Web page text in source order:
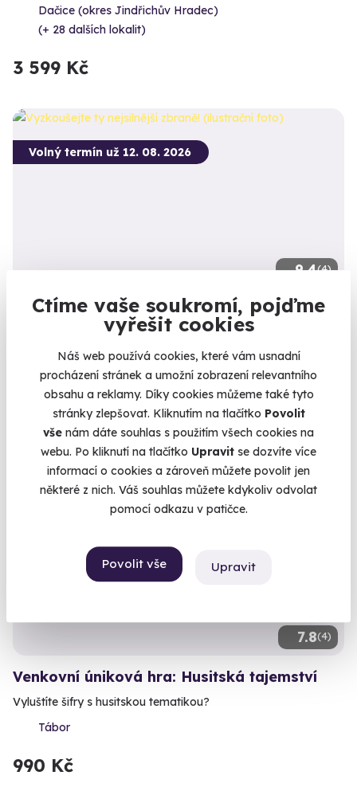
Ctíme vaše soukromí, pojďme
vyřešit cookies
Náš web používá cookies, které vám usnadní
procházení stránek a umožní zobrazení relevantního
obsahu a reklamy. Díky cookies můžeme také tyto
stránky zlepšovat. Kliknutím na tlačítko Povolit
vše nám dáte souhlas s použitím všech cookies na
webu. Po kliknutí na tlačítko Upravit se dozvíte více
informací o cookies a zároveň můžete povolit jen
některé z nich. Váš souhlas můžete kdykoliv odvolat
pomocí odkazu v patičce.
Povolit vše Upravit
Dačice (okres Jindřichův Hradec)
(+ 28 dalších lokalit)
3 599 Kč
9.4(4)
Volný termín už 12. 08. 2026
Zážitková střelba: Nejsilnější zbraně - 7
Vypálíte 13 výstřelů!
Dačice (okres Jindřichův Hradec)
(+ 28 dalších lokalit)
3 599 Kč
7.8(4)
Volný termín už 08. 08. 2026
Venkovní úniková hra: Husitská tajemství
Vyluštíte šifry s husitskou tematikou?
Tábor
990 Kč